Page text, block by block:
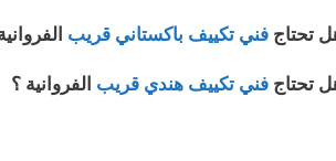
تحتاج فني تكييف باكستاني قريب
تحتاج فني تكييف هندي قريب الفروانية ؟